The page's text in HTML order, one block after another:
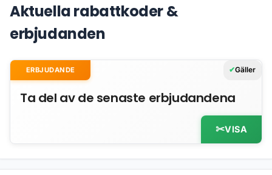
Aktuella rabattkoder &
erbjudanden
ERBJUDANDE Gäller
Ta del av de senaste erbjudandena
VISA